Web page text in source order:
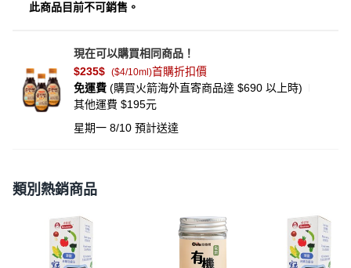
此商品目前不可銷售。
現在可以購買相同商品！
$235$ ($4/10ml )首購折扣價
免運費 (購買火箭海外直寄商品達 $690 以上時)
其他運費 $195元
星期一 8/10 預計送達
類別熱銷商品